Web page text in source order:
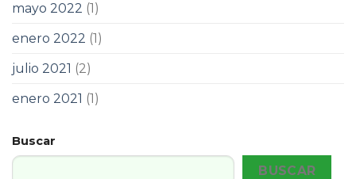
mayo 2022 (1)
enero 2022 (1)
julio 2021 (2)
enero 2021 (1)
Buscar
BUSCAR